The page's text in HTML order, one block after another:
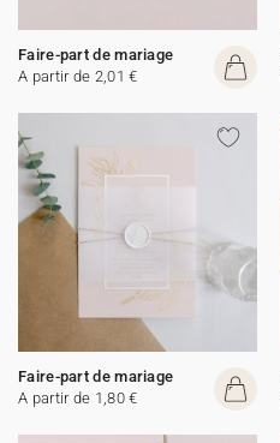
Faire-part de mariage
A partir de 2,01 €
Faire-part de mariage
A partir de 1,80 €